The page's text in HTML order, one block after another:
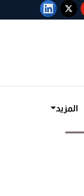
المزيد